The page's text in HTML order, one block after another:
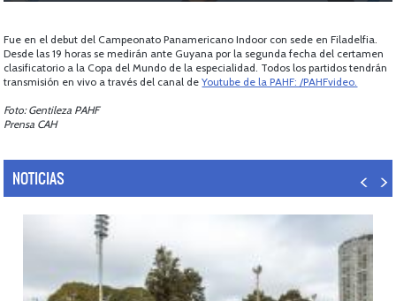
Fue en el debut del Campeonato Panamericano Indoor con sede en Filadelfia.
Desde las 19 horas se medirán ante Guyana por la segunda fecha del certamen
clasificatorio a la Copa del Mundo de la especialidad. Todos los partidos tendrán
transmisión en vivo a través del canal deYoutube de la PAHF: /PAHFvideo.
Foto: Gentileza PAHF
Prensa CAH
NOTICIAS